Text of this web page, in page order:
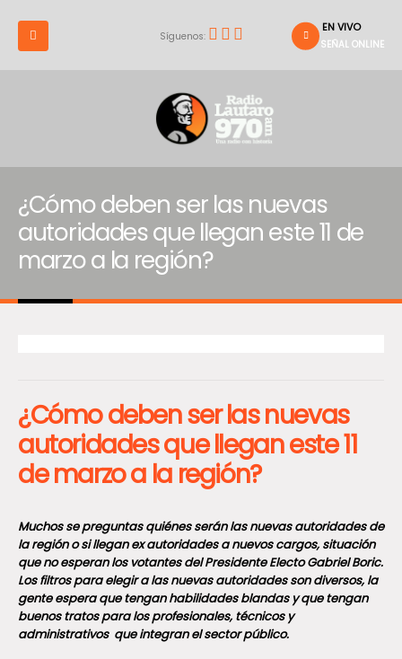
Síguenos:
EN VIVO
SEÑAL ONLINE
¿Cómo deben ser las nuevas
autoridades que llegan este 11 de
marzo a la región?
¿Cómo deben ser las nuevas
autoridades que llegan este 11
de marzo a la región?
Muchos se preguntas quiénes serán las nuevas autoridades de
la región o si llegan ex autoridades a nuevos cargos, situación
que no esperan los votantes del Presidente Electo Gabriel Boric.
Los filtros para elegir a las nuevas autoridades son diversos, la
gente espera que tengan habilidades blandas y que tengan
buenos tratos para los profesionales, técnicos y
administrativos que integran el sector público.